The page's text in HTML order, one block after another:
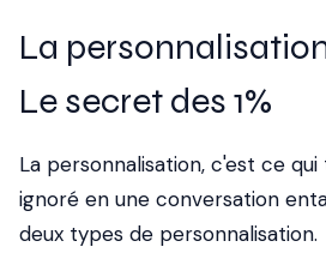
La
Le secret des 1%
La personnalisation, c'est ce
ignoré en une conversation
deux types de personnalisation.